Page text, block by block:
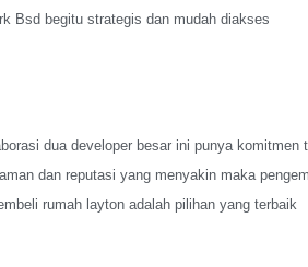
Bsd begitu strategis dan mudah diakses
dua developer besar ini punya komitmen
dan reputasi yang menyakin maka
rumah layton adalah pilihan yang terbaik